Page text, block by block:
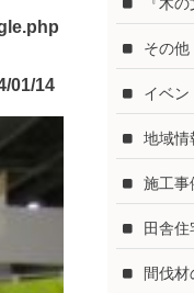
01/14
その他
イベン
地域情
施工事
田舎
間伐